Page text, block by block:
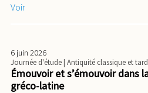
Voir
6 juin 2026
Journée d'étude| Antiquité classique et
Émouvoir et s’émouvoir dans
gréco-latine